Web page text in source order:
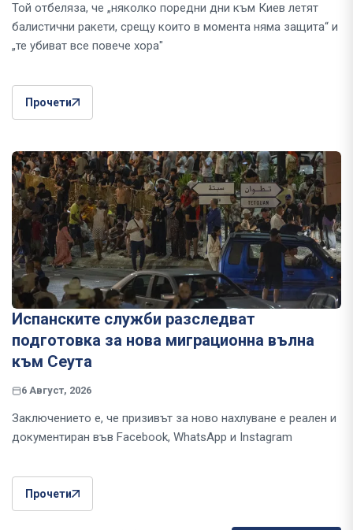
Той отбеляза, че „няколко поредни дни към Киев летят
балистични ракети, срещу които в момента няма защита“ и
„те убиват все повече хора"
Прочети
Испанските служби разследват
подготовка за нова миграционна вълна
към Сеута
6 Август, 2026
Заключението е, че призивът за ново нахлуване е реален и
документиран във Facebook, WhatsApp и Instagram
Прочети